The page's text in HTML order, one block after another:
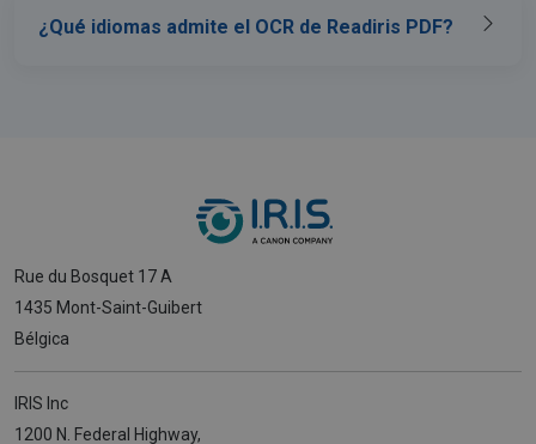
¿Qué idiomas admite el OCR de Readiris PDF?
Rue du Bosquet 17 A
1435 Mont-Saint-Guibert
Bélgica
IRIS Inc
1200 N. Federal Highway,